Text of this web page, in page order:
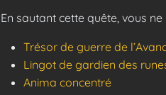
En sautant cette quête, vous
Trésor de guerre de
Lingot de gardien des
Anima concentré